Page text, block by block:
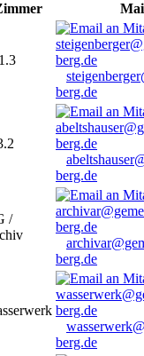
berg.de
berg.de
/
berg.de
berg.de